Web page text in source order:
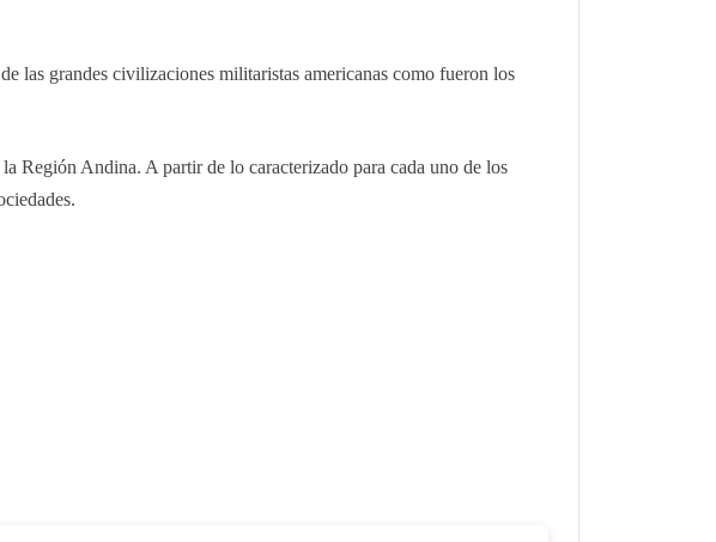
las grandes civilizaciones militaristas americanas como fueron los
Región Andina. A partir de lo caracterizado para cada uno de los